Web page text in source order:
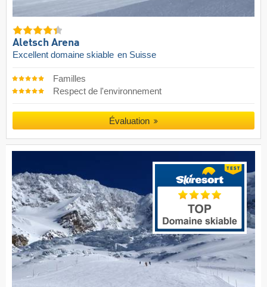
Aletsch Arena
Excellent domaine skiable en Suisse
Familles
Respect de l'environnement
Évaluation